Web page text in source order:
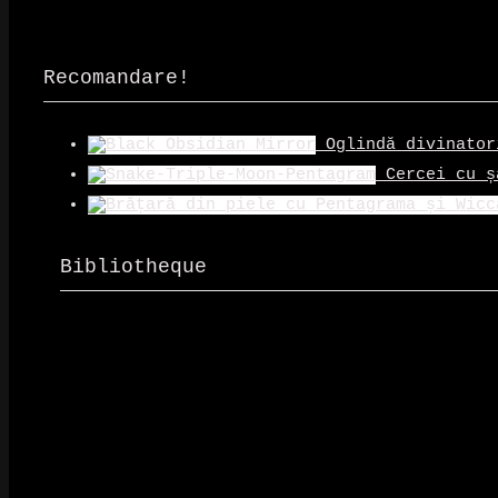
Recomandare!
Oglindă
Cercei cu
Bibliotheque